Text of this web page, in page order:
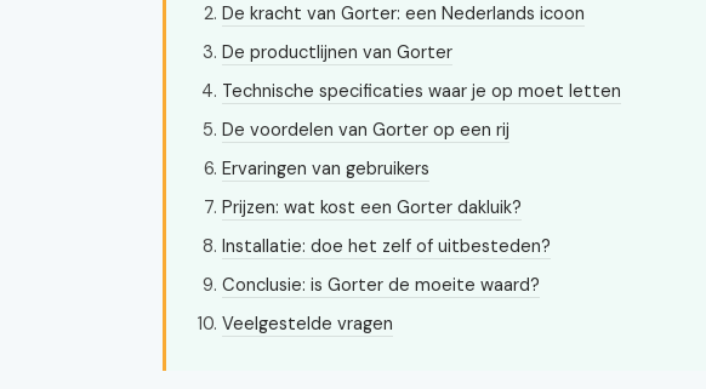
De kracht van Gorter: een Nederlands icoon
De productlijnen van Gorter
Technische specificaties waar je op moet letten
De voordelen van Gorter op een rij
Ervaringen van gebruikers
Prijzen: wat kost een Gorter dakluik?
Installatie: doe het zelf of uitbesteden?
Conclusie: is Gorter de moeite waard?
Veelgestelde vragen